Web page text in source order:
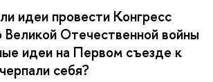
идеи провести Конгресс
Великой Отечественной войны
идеи на Первом съезде к
себя?